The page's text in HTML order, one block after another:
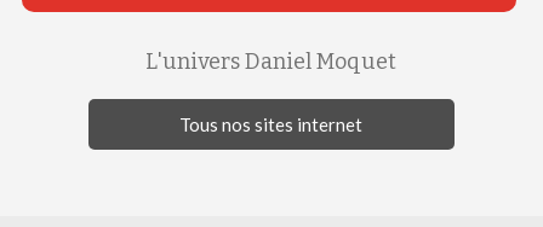
L'univers Daniel Moquet
Tous nos sites internet